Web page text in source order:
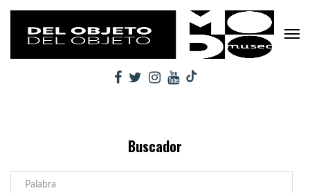
Buscador